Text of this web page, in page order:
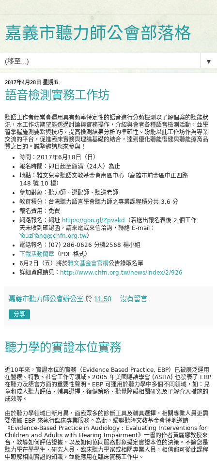
嘉義市聽力師公會部落格
▼
2017年4月28日 星期五
語音檢測實務工作坊
聽語工作者經常會運用具有頻率特定性的語音進行分頻檢測以了解個案的聽能狀
況，本工作坊期望能透過討論與實務操作，介紹與會者各種語音檢測活動，並學
習掌握施測要點與技巧，提高檢測結果分析的準確性。盼能以此工作坊作為專業
交流的平台，促進臨床實務與理論基礎的結合，達到優化聽能復健與聽能療育品
質之目的。誠摯邀請您來參與！
時間：2017年6月18日（日）
報名時間：即日起至額滿（24人）為止
地點：雅文兒童聽語文教基金會南區中心（高雄市前金區中正四路
148 號 10 樓）
參加對象：聽力師、選配師、聽巡老師
教育積分：台灣聽力語言學會聽力師之專業課程積分共 3.6 分
報名費用：免費
網路報名：網址 https://goo.gl/Zpvakd
（若送出報名表後 2 個工作
天未收到確認函，請來電或來信洽詢，聯絡 E-mail：
YouziYang@chfn.org.tw）
電話報名：(07) 286-0626 分機2568 楊小姐
下載活動簡章 （PDF 格式）
6月2日（五）將於雅文基金會官網公告錄取名單
詳細資訊請見： http://www.chfn.org.tw/news/index/2/926
嘉義市聽力師公會辦公室 於 11:50 沒有留言:
分享
聽力學的實證本位實務
近10年來，實證本位的實務（Evidence Based Practice, EBP）已被廣泛運用
在醫療、特教、社會工作等領域。2005 年美國聽語學會 (ASHA) 也發表了 EBP
在聽力及語言方面的重要性聲明。EBP 可運用於聽力學中多個不同領域，如：兒
童和成人聽力評估、輔具選擇、復健策略、聽覺障礙相關研究及了解介入措施的
成效等。
由於聽力學領域日新月異，面臨眾多的診斷工具及輔具選擇，相關專業人員更需
要依據 EBP 來執行臨床專業服務。為此，婦聯聽障文教基金會特地邀請
《Evidence-Based Practice in Audiology : Evaluating Interventions for
Children and Adults with Hearing Impairment》一書的作者黃麗娜教授來
台，教導如何評估證據，以及如何協同服務對象擬定實證本位的決策。不論您是
聽力學在學學生、研究人員、臨床聽力學家或相關專業人員，相信都可從此課程
中瞭解相關實證的知識，並能應用在臨床實務工作中。